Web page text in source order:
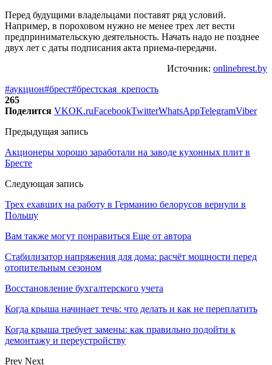
Перед будущими владельцами поставят ряд условий.
Например, в пороховом нужно не менее трех лет вести
предпринимательскую деятельность. Начать надо не позднее
двух лет с даты подписания акта приема-передачи.
Источник: onlinebrest.by
#аукцион#брест#брестская_крепость
265
Поделится VKOK.ruFacebookTwitterWhatsAppTelegramViber
Предыдущая запись
Акционеры хорошо заработали на заводе кухонных плит в
Бресте
Следующая запись
Трех ехавших на работу в Германию белорусов вернули в
Польшу
Вам также могут понравиться Еще от автора
Стабилизатор напряжения для дома: расчёт мощности перед
отопительным сезоном
Восстановление бухгалтерского учета
Когда крыша начинает течь: что делать и как не переплатить
Когда крыша требует замены: как правильно подойти к
демонтажу и переустройству
Prev Next